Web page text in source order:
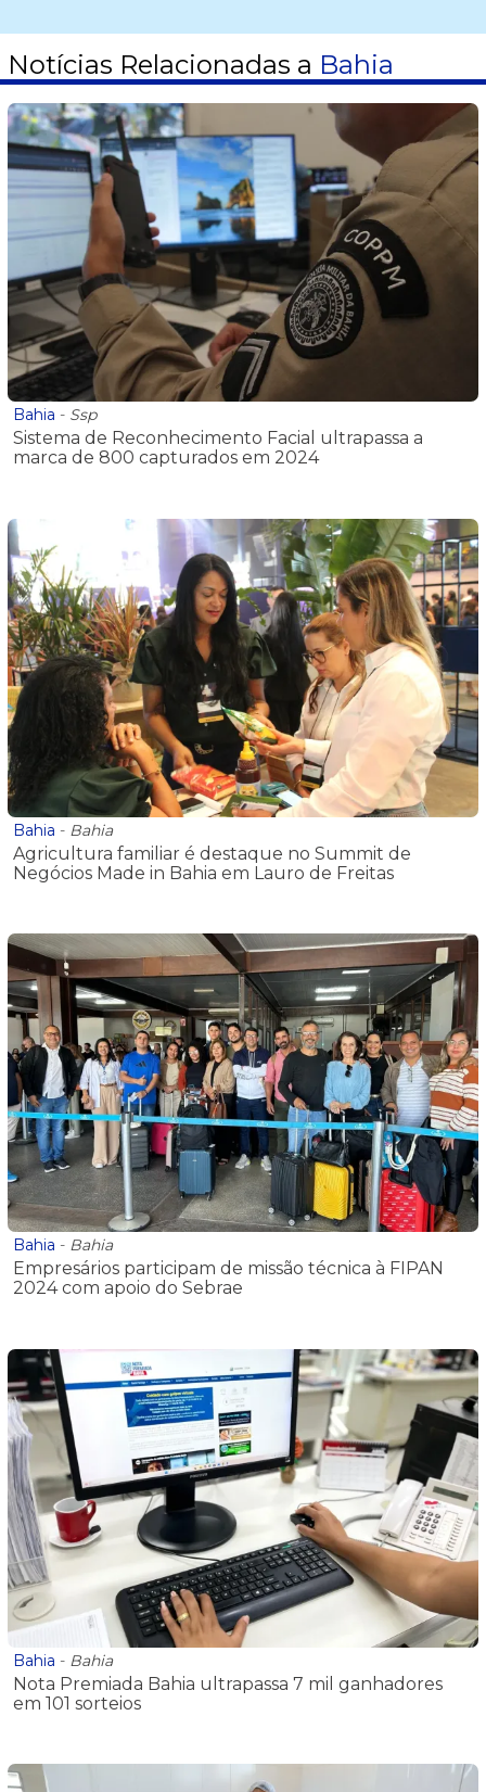
Notícias Relacionadas a Bahia
Bahia - Ssp
Sistema de Reconhecimento Facial ultrapassa a
marca de 800 capturados em 2024
Bahia - Bahia
Agricultura familiar é destaque no Summit de
Negócios Made in Bahia em Lauro de Freitas
Bahia - Bahia
Empresários participam de missão técnica à FIPAN
2024 com apoio do Sebrae
Bahia - Bahia
Nota Premiada Bahia ultrapassa 7 mil ganhadores
em 101 sorteios